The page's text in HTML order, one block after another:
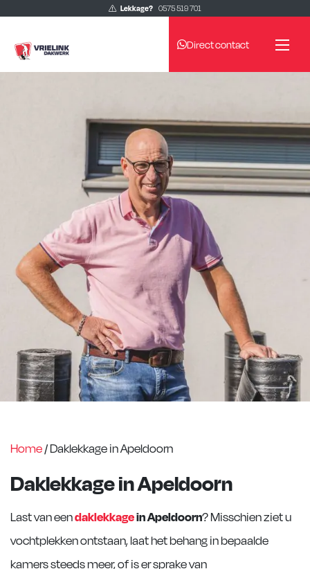
Lekkage? 0575 519 701
Direct contact
Home/Daklekkage in Apeldoorn
Daklekkage in Apeldoorn
Last van eendaklekkagein Apeldoorn? Misschien ziet u
vochtplekken ontstaan, laat het behang in bepaalde
kamers steeds meer, of is er sprake van